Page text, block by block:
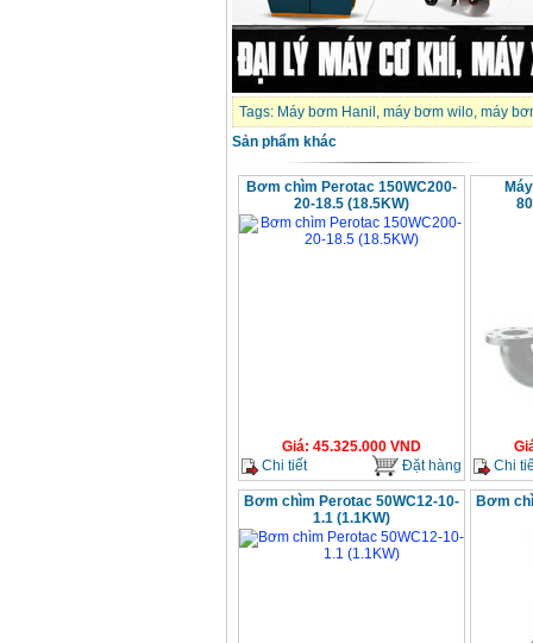
Tags: Máy bơm Hanil , máy bơm wilo, máy
Sản phẩm khác
Bơm chìm Perotac 150WC200-
20-18.5 (18.5KW)
Giá: 45.325.000 VND
Chi tiết
Đặt hàng
Chi
Bơm chìm Perotac 50WC12-10-
1.1 (1.1KW)
Bơm